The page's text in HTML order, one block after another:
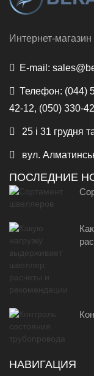
Интернет-
E-mail:
Телефон: (044)
42-12, (050) 330-
25 і 31 грудня
вул.
ПОСЛЕДНИЕ
НАВИГАЦИЯ